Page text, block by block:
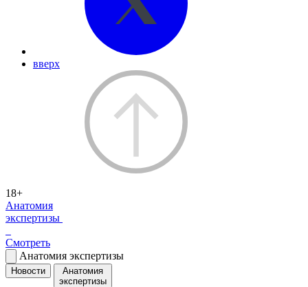
вверх
18+
Анатомия
экспертизы
Смотреть
Анатомия экспертизы
Новости
Анатомия
экспертизы